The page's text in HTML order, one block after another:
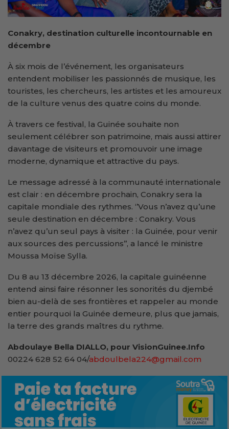
Conakry, destination culturelle incontournable en
décembre
À six mois de l’événement, les organisateurs
entendent mobiliser les passionnés de musique, les
touristes, les chercheurs, les artistes et les amoureux
de la culture venus des quatre coins du monde.
À travers ce festival, la Guinée souhaite non
seulement célébrer son patrimoine, mais aussi attirer
davantage de visiteurs et promouvoir une image
moderne, dynamique et attractive du pays.
Le message adressé à la communauté internationale
est clair : en décembre prochain, Conakry sera la
capitale mondiale des rythmes. ‘’Vous n’avez qu’une
seule destination en décembre : Conakry. Vous
n’avez qu’un seul pays à visiter : la Guinée, pour venir
aux sources des percussions’’, a lancé le ministre
Moussa Moïse Sylla.
Du 8 au 13 décembre 2026, la capitale guinéenne
entend ainsi faire résonner les sonorités du djembé
bien au-delà de ses frontières et rappeler au monde
entier pourquoi la Guinée demeure, plus que jamais,
la terre des grands maîtres du rythme.
Abdoulaye Bella DIALLO, pour VisionGuinee.Info
00224 628 52 64 04/abdoulbela224@gmail.com